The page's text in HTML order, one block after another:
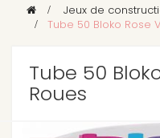
> Jeux de
>
Tube 50 Bloko Rose
Tube 50
Roues